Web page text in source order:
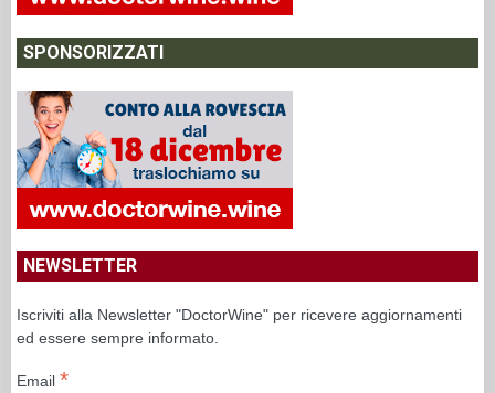
SPONSORIZZATI
NEWSLETTER
Iscriviti alla Newsletter "DoctorWine" per ricevere aggiornamenti
ed essere sempre informato.
Email *